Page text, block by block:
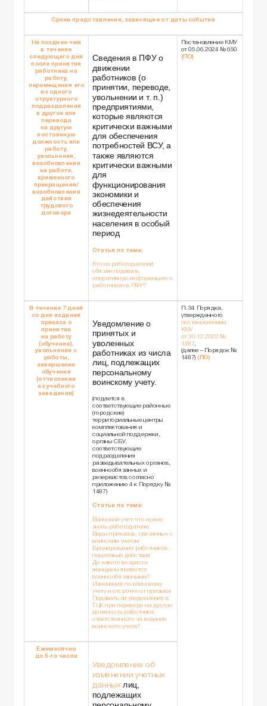
Сроки представления, зависящие от даты события
Не позднее чем
в течение
следующего дня
после принятия
работника на
работу,
перемещения его
из одного
структурного
подразделения
в другое или
перевода
на другую
постоянную
должность или
работу,
увольнения,
возобновления
на работе,
временного
прекращения/
возобновления
действия
трудового
договора
Сведения в ПФУ о
движении
работников (о
принятии, переводе,
увольнении и т. п.)
предприятиями,
которые являются
критически важными
для обеспечения
потребностей ВСУ, а
также являются
критически важными
для
функционирования
экономики и
обеспечения
жизнедеятельности
населения в особый
период
Статья по теме:
Кто из работодателей
обязан подавать
оперативную информацию о
работниках в ПФУ?
Постановление КМУ
от 05.06.2024 № 650
(ПО)
В течение 7 дней
со дня издания
приказа о
принятии
на работу
(обучение),
увольнении с
работы,
завершении
обучения
(отчислении
из учебного
заведения)
Уведомление о
принятых и
уволенных
работниках из числа
лиц, подлежащих
персональному
воинскому учету.
(подается в
соответствующие районные
(городские)
территориальные центры
комплектования и
социальной поддержки,
органы СБУ,
соответствующие
подразделения
разведывательных органов,
военнообязанных и
резервистов согласно
приложению 4 к Порядку №
1487)
Статьи по теме:
Воинский учет: что нужно
знать работодателю
Виды приказов, связанных с
воинским учетом
Бронирование работников:
пошаговые действия
До какого возраста
женщины являются
военнообязанными?
Изменения по воинскому
учету и отсрочке от призыва
Подавать ли уведомления в
ТЦК при переводе на другую
должность работника,
ответственного за ведение
воинского учета?
П. 34 Порядка,
утвержденного
постановлением
КМУ
от 30.12.2022 №
1487,
(далее – Порядок №
1487)(ПО)
Ежемесячно
до 5-го числа
Уведомление об
изменении учетных
данных лиц,
подлежащих